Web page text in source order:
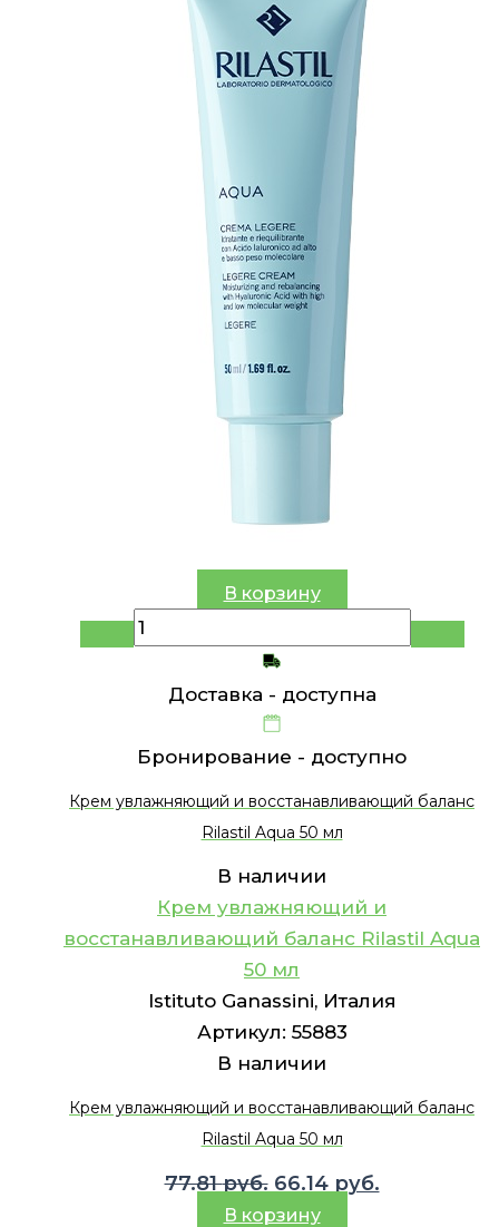
В корзину
Доставка - доступна
Бронирование - доступно
Крем увлажняющий и восстанавливающий баланс
Rilastil Aqua 50 мл
В наличии
Крем увлажняющий и
восстанавливающий баланс Rilastil Aqua
50 мл
Istituto Ganassini, Италия
Артикул: 55883
В наличии
Крем увлажняющий и восстанавливающий баланс
Rilastil Aqua 50 мл
77.81руб. Первоначальная
цена
66.14 руб.Текущая
В корзину